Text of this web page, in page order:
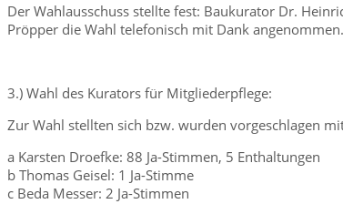
Der Wahlausschuss stellte fest: Baukurator Dr.
Pröpper die Wahl telefonisch mit Dank
3.) Wahl des Kurators für Mitgliederpflege:
Zur Wahl stellten sich bzw. wurden vorgeschlagen
a Karsten Droefke: 88 Ja-Stimmen, 5 Enthaltungen
b Thomas Geisel: 1 Ja-Stimme
c Beda Messer: 2 Ja-Stimmen